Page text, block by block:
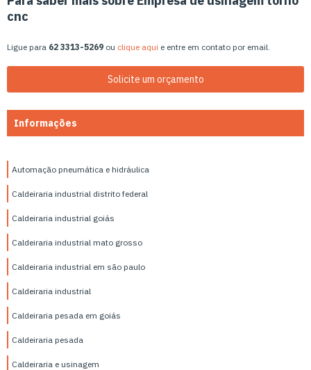
cnc
Ligue para 62 3313-5269 ou clique aqui e entre em contato por email.
Solicite um orçamento
Informações
Automação pneumática e hidráulica
Caldeiraria industrial distrito federal
Caldeiraria industrial goiás
Caldeiraria industrial mato grosso
Caldeiraria industrial em são paulo
Caldeiraria industrial
Caldeiraria pesada em goiás
Caldeiraria pesada
Caldeiraria e usinagem